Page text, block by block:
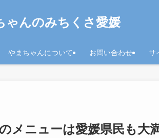
ゃんのみちくさ愛媛
やまちゃんについて お問い合わせ サ
メニューは愛媛県民も大